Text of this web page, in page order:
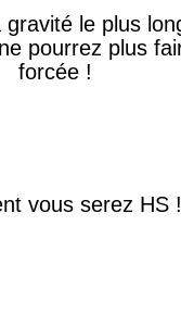
le plus
pourrez plus
forcée !
vous serez HS !